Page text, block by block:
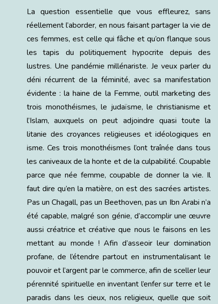
La question essentielle que vous effleurez, sans
réellement l’aborder, en nous faisant partager la vie de
ces femmes, est celle qui fâche et qu’on flanque sous
les tapis du politiquement hypocrite depuis des
lustres. Une pandémie millénariste. Je veux parler du
déni récurrent de la féminité, avec sa manifestation
évidente : la haine de la Femme, outil marketing des
trois monothéismes, le judaïsme, le christianisme et
l’Islam, auxquels on peut adjoindre quasi toute la
litanie des croyances religieuses et idéologiques en
isme. Ces trois monothéismes l’ont traînée dans tous
les caniveaux de la honte et de la culpabilité. Coupable
parce que née femme, coupable de donner la vie. Il
faut dire qu’en la matière, on est des sacrées artistes.
Pas un Chagall, pas un Beethoven, pas un Ibn Arabi n’a
été capable, malgré son génie, d’accomplir une œuvre
aussi créatrice et créative que nous le faisons en les
mettant au monde ! Afin d’asseoir leur domination
profane, de l’étendre partout en instrumentalisant le
pouvoir et l’argent par le commerce, afin de sceller leur
pérennité spirituelle en inventant l’enfer sur terre et le
paradis dans les cieux, nos religieux, quelle que soit